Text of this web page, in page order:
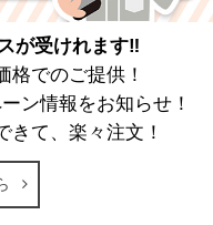
が受けれます‼
でのご提供！
ン情報をお知らせ！
て、楽々注文！